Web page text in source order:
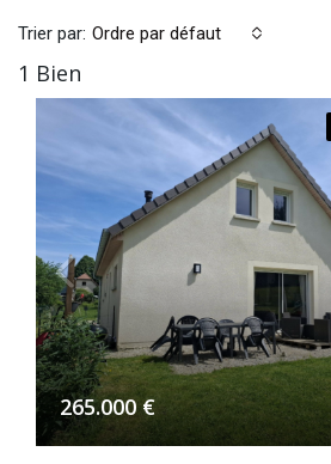
1 Bien
Trier par: Ordre par défaut
265.000 €